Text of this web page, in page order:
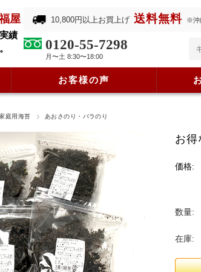
屋
績
10,800円以上お買上げ 送料無料 ※沖
0120-55-7298
月〜土 8:30〜18:00
お客様の声
庭用海苔 あおさのり・バラのり
お
価格:
数量:
在庫: